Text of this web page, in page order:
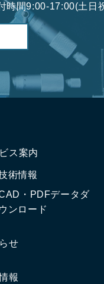
時間9:00-17:00(土日
ス案内
術情報
・PDFデータダ
ウンロード
せ
報